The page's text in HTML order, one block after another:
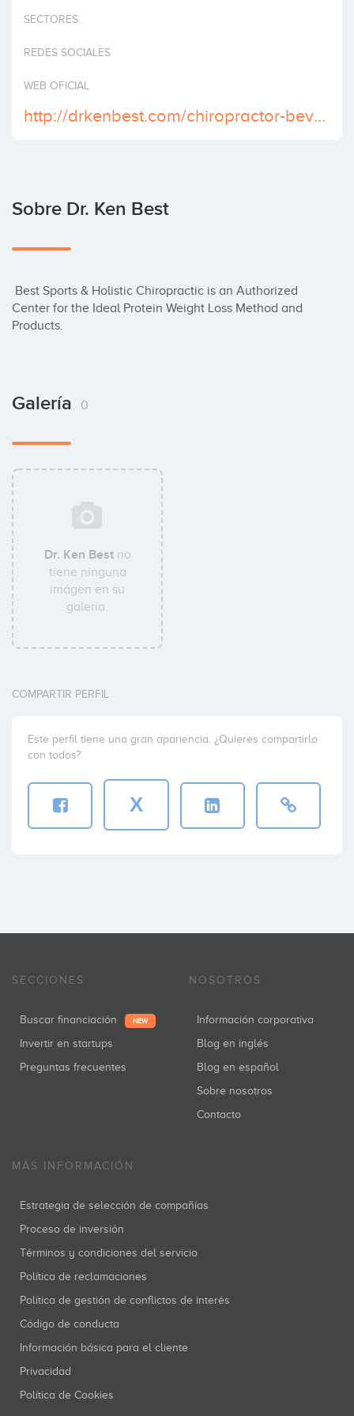
Invertir
SECTORES
REDES SOCIALES
WEB OFICIAL
http://drkenbest.com/chiropractor-beverly-hills-california/
Sobre Dr. Ken Best
Center for the Ideal Protein Weight Loss Method and
Products.
Galería 0
Dr. Ken Bestno
tiene ninguna
imágen en su
galería.
COMPARTIR PERFIL
Este perfil tiene una gran apariencia. ¿Quieres compartirlo
con todos?
X
SECCIONES
Buscar financiación NEW
Invertir en startups
Preguntas frecuentes
NOSOTROS
Información corporativa
Blog en inglés
Blog en español
Sobre nosotros
Contacto
MÁS INFORMACIÓN
Estrategia de selección de compañías
Proceso de inversión
Términos y condiciones del servicio
Política de reclamaciones
Política de gestión de conflictos de interés
Código de conducta
Información básica para el cliente
Privacidad
Política de Cookies